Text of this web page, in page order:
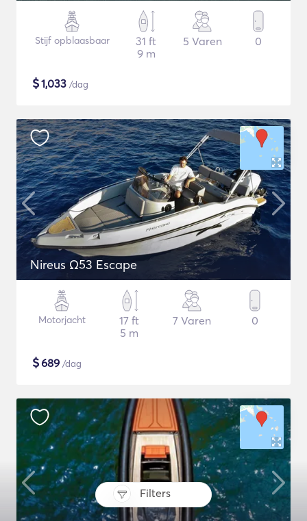
Filters
Stijf opblaasbaar
31 ft
9 m
5 Varen 0
$1,033 /dag
Nireus Ω53 Escape
Motorjacht
17 ft
5 m
7 Varen 0
$689 /dag